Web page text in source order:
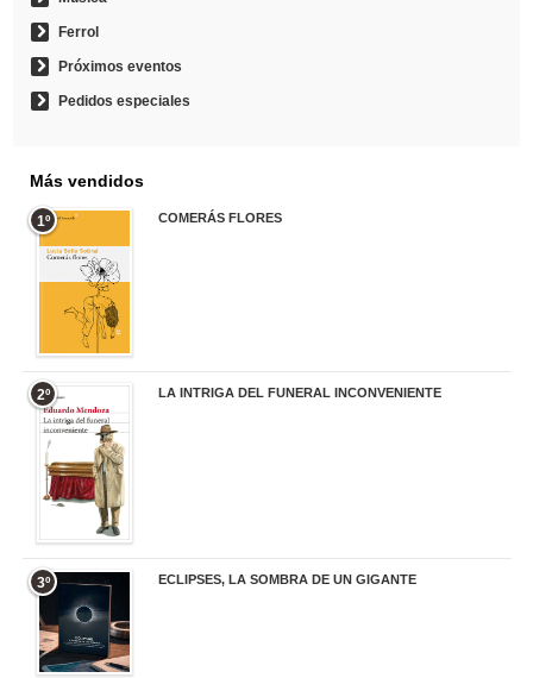
Ferrol
Próximos eventos
Pedidos especiales
Más vendidos
1º COMERÁS FLORES
2º LA INTRIGA DEL FUNERAL INCONVENIENTE
3º ECLIPSES, LA SOMBRA DE UN GIGANTE